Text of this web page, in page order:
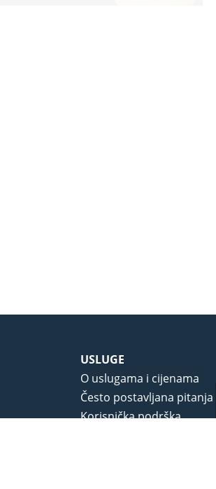
USLUGE
O uslugama i cijenama
Često postavljana pitanja
Korisnička podrška